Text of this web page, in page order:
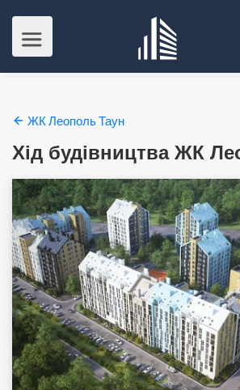
ЖК Леополь Таун
Хід будівництва ЖК